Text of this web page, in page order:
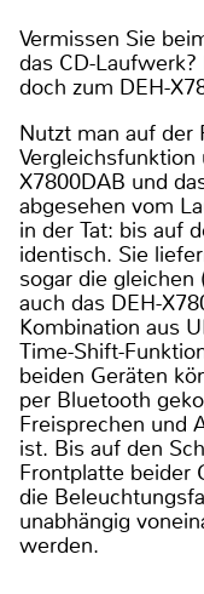
Vermissen Sie
das CD-
doch zum DEH-
Nutzt man auf der
Vergleichsfunktion
X7800DAB und
abgesehen vom
in der Tat: bis auf
identisch. Sie
sogar die
auch das DEH-
Kombination aus
Time-Shift-
beiden Geräten
per Bluetooth
Freisprechen und
ist. Bis auf den
Frontplatte beider
die
unabhängig
werden.